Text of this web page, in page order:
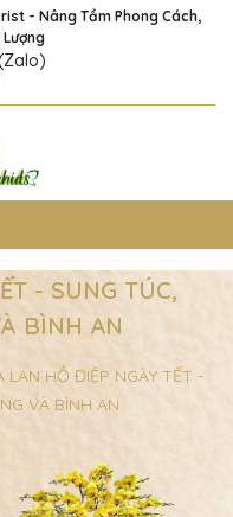
- Nâng Tầm Phong Cách,
- SUNG TÚC,
BÌNH AN
LAN HỒ ĐIỆP NGÀY TẾT -
VÀ BÌNH AN